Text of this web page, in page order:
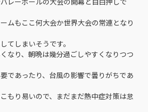
ムもここ何大会か世界大会の常連となり
てしまいそうです。
なり、朝晩は幾分過ごしやすくなりつつ
であったり、台風の影響で曇りがちであ
もり易いので、まだまだ熱中症対策は怠